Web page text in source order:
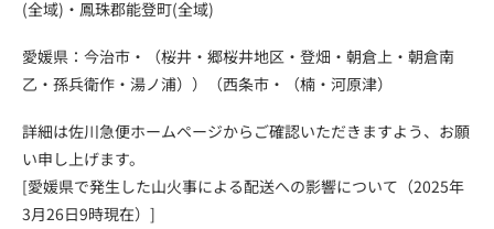
(全域)・鳳珠郡能登町(全域)
愛媛県：今治市・（桜井・郷桜井地区・登畑・朝倉上・朝倉南
乙・孫兵衛作・湯ノ浦））（西条市・（楠・河原津）
詳細は佐川急便ホームページからご確認いただきますよう、お願
い申し上げます。
[愛媛県で発生した山火事による配送への影響について（2025年
3月26日9時現在）]